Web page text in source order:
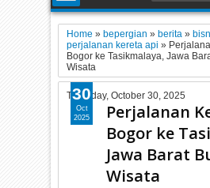
Home » bepergian » berita »
perjalanan kereta api »
Bogor ke Tasikmalaya, Jawa
Wisata
Thursday, October 30, 2025
Perjalanan
Bogor ke
Jawa Barat
Wisata
30
Oct
2025